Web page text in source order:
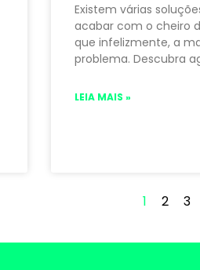
Existem várias
acabar com o cheiro
que infelizmente, a
problema. Descubra
LEIA MAIS »
1 2 3